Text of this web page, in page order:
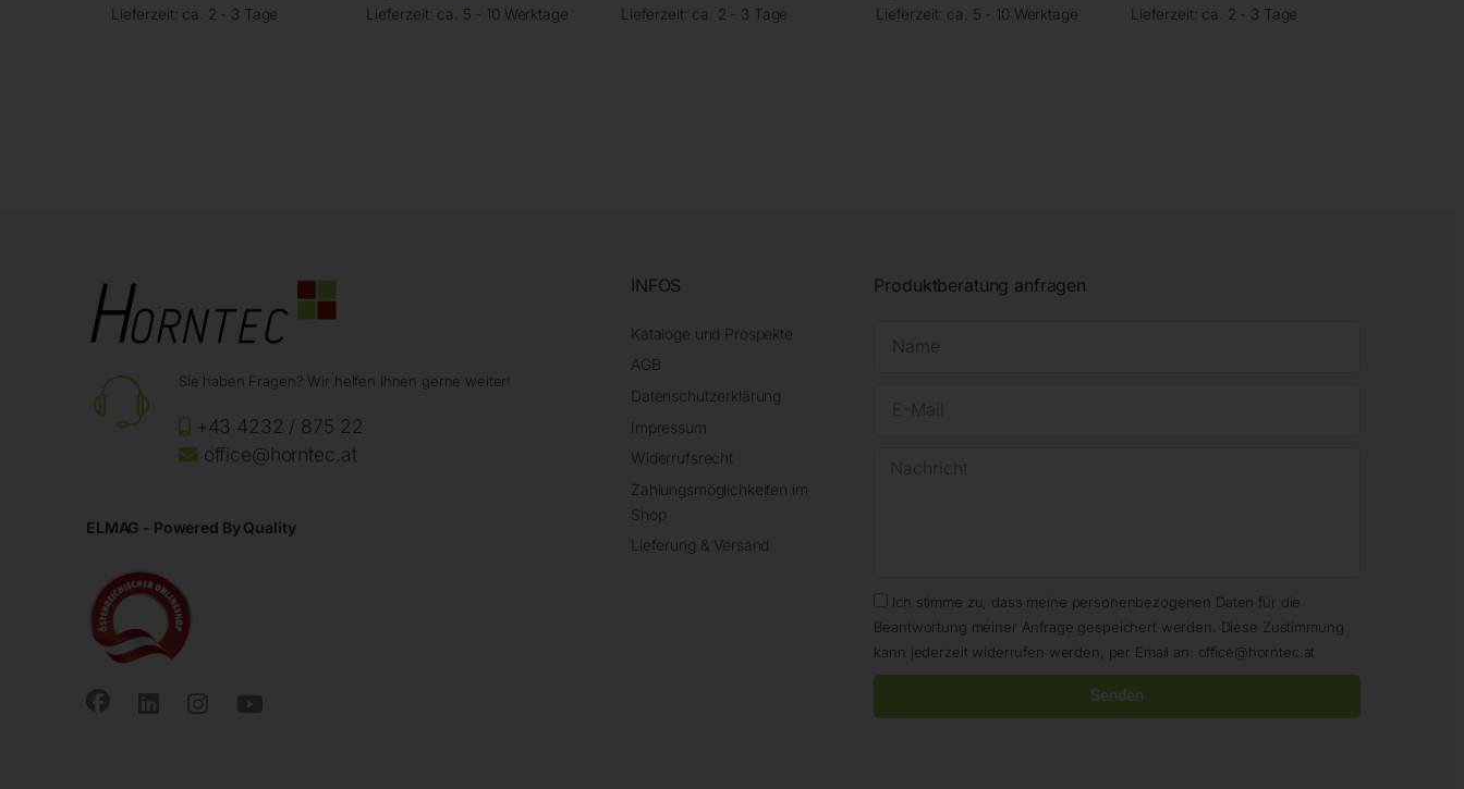
Lieferzeit: ca. 2 - 3 Tage
Lieferzeit: ca. 5 - 10 Werktage
Lieferzeit: ca. 2 - 3 Tage
Lieferzeit: ca. 5 - 10 Werktage
Lieferzeit: ca. 2 - 3 Tage
Sie haben Fragen? Wir helfen Ihnen gerne weiter!
+43 4232 / 875 22
office@horntec.at
ELMAG - Powered By Quality
INFOS
Kataloge und Prospekte
AGB
Datenschutzerklärung
Impressum
Widerrufsrecht
Zahlungsmöglichkeiten im
Shop
Lieferung & Versand
Produktberatung anfragen
Ich stimme zu, dass meine personenbezogenen Daten für die
Beantwortung meiner Anfrage gespeichert werden. Diese Zustimmung
kann jederzeit widerrufen werden, per Email an: office@horntec.at
Senden